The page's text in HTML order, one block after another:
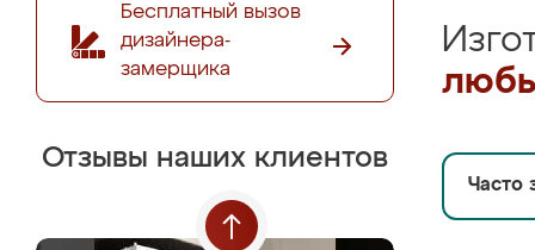
Бесплатный вызов
дизайнера-
замерщика
Отзывы наших клиентов
Часто